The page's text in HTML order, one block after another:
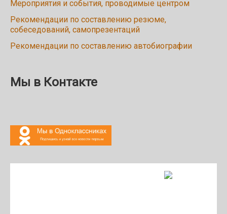
Мероприятия и события, проводимые центром
Рекомендации по составлению резюме,
собеседований, самопрезентаций
Рекомендации по составлению автобиографии
Мы в Контакте